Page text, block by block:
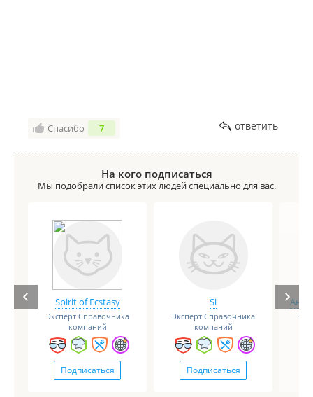
Спасибо 7 ответить
На кого подписаться
Мы подобрали список этих людей специально для вас.
Spirit of Ecstasy
Эксперт Справочника
компаний
Подписаться
Si
Эксперт Справочника
компаний
Подписаться